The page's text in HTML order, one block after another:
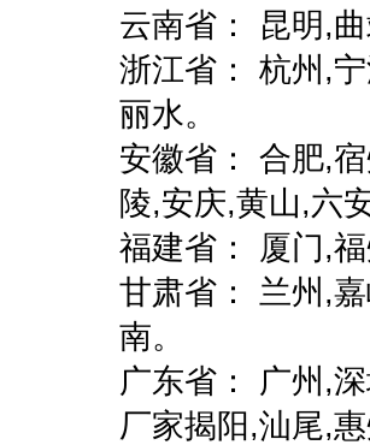
云南省： 昆明,
浙江省： 杭州,
丽水。
安徽省： 合肥,
陵,安庆,黄山,六
福建省： 厦门,
甘肃省： 兰州,
南。
广东省： 广州,
厂家揭阳,汕尾,